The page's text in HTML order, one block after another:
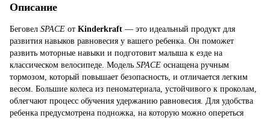
Описание
Беговел SPACE от Kinderkraft — это идеальный продукт для
развития навыков равновесия у вашего ребенка. Он поможет
развить моторные навыки и подготовит малыша к езде на
классическом велосипеде. Модель SPACE оснащена ручным
тормозом, который повышает безопасность, и отличается легким
весом. Большие колеса из пеноматериала, устойчивого к проколам,
облегчают процесс обучения удержанию равновесия. Для удобства
ребенка предусмотрена подножка, на которую можно опереться